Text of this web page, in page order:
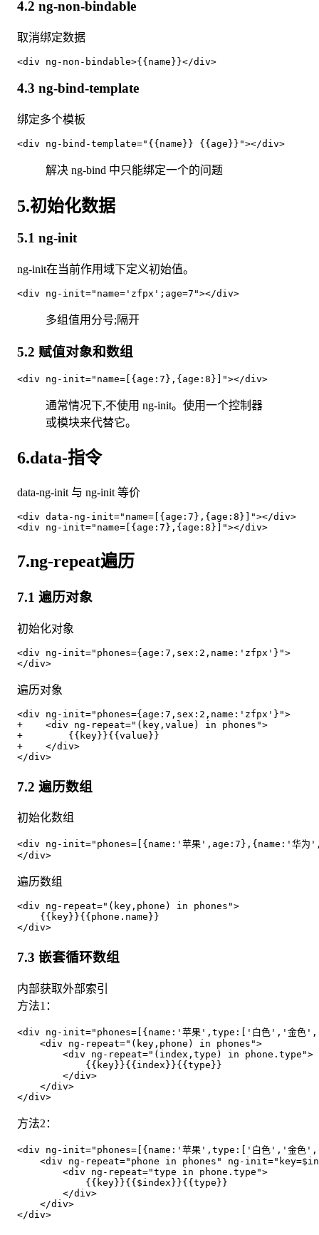
4.2 ng-non-bindable
取消绑定数据
4.3 ng-bind-template
绑定多个模板
解决 ng-bind 中只能绑定一个的问题
5.初始化数据
5.1 ng-init
ng-init在当前作用域下定义初始值。
多组值用分号;隔开
5.2 赋值对象和数组
通常情况下,不使用 ng-init。使用一个控制器
或模块来代替它。
6.data-指令
data-ng-init 与 ng-init 等价
<div data-ng-init="name=[{age:7},{age:8}]"></div>
7.ng-repeat遍历
7.1 遍历对象
初始化对象
<div ng-init="phones={age:7,sex:2,name:'zfpx'}">
遍历对象
<div ng-init="phones={age:7,sex:2,name:'zfpx'}">
+    <div ng-repeat="(key,value) in phones">
+        {{key}}{{value}}
+    </div>
7.2 遍历数组
初始化数组
<div ng-init="phones=[{name:'苹果',age:7},{name:'华
遍历数组
<div ng-repeat="(key,phone) in phones">
    {{key}}{{phone.name}}
7.3 嵌套循环数组
内部获取外部索引
方法1：
<div ng-init="phones=[{name:'苹果',type:['白色','金
    <div ng-repeat="(key,phone) in phones">
        <div ng-repeat="(index,type) in phone.type">
            {{key}}{{index}}{{type}}
        </div>
    </div>
方法2：
<div ng-init="phones=[{name:'苹果',type:['白色','金
<div ng-repeat="phone in phones" ng-
        <div ng-repeat="type in phone.type">
            {{key}}{{$index}}{{type}}
        </div>
    </div>